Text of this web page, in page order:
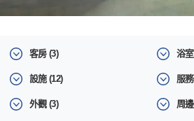
客房 (3) 浴
設施 (12) 服
外觀 (3) 周